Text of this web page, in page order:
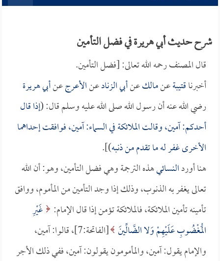
شرح حديث أبي هريرة في فضل التأمين
قال المصنف رحمه الله تعالى: [فضل التأمين.
أخبرناقتيبةعنمالكعنأبي الزنادعنالأعرجعنأبي هريرة
رضي الله عنه أن رسول الله صلى الله عليه وسلم قال: (إذا قال
أحدكم: آمين، وقالت الملائكة في السماء: آمين، فوافقت إحداهما
الأخرى غفر له ما تقدم من ذنبه)].
هنا أوردالنسائيهذه الترجمة وهي فضل التأمين، وهو: أن الله
تعالى يغفر به الذنوب، وذلك إذا وجد التأمين من المأموم، ووافق
تأمينه تأمين الملائكة، فالملائكة تؤمن إذا قال الإمام: غَيْرِ
الْمَغْضُوبِ عَلَيْهِمْ وَلا الضَّالِّينَ
[الفاتحة:7]، قالوا: آمين،
والإمام يقول: آمين، والمأمومون يقولون: آمين، ففي ذلك الأجر